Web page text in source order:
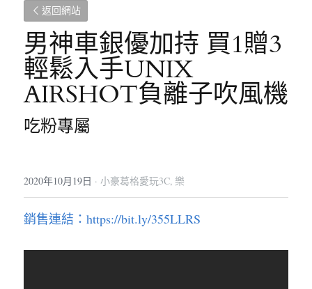
返回網站
男神車銀優加持 買1贈3
輕鬆入手UNIX
AIRSHOT負離子吹風機
吃粉專屬
2020年10月19日 · 小豪葛格愛玩3C, 樂
銷售連結：https://bit.ly/355LLRS